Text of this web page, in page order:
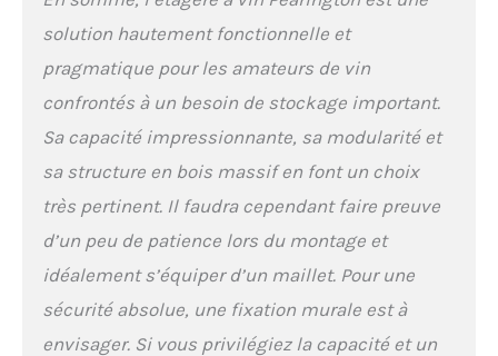
les oscillations,
l'inclinaison ou les
Construction en bois
de pin : notre casier à
exceptionnellement
robuste avec un
rétrécissement ou de
gonflement. Le grain
être amélioré avec une
teinture à base d'huile
solution hautement fonctionnelle et
pragmatique pour les amateurs de vin
confrontés à un besoin de stockage important.
Sa capacité impressionnante, sa modularité et
sa structure en bois massif en font un choix
très pertinent. Il faudra cependant faire preuve
d’un peu de patience lors du montage et
idéalement s’équiper d’un maillet. Pour une
sécurité absolue, une fixation murale est à
envisager. Si vous privilégiez la capacité et un